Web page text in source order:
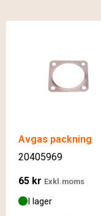
Avgas packning
20405969
65 kr Exkl.moms
I lager